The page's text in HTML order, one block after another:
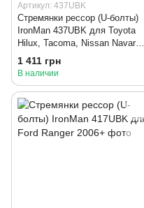
Артикул: 437UBK
Стремянки рессор (U-болты)
IronMan 437UBK для Toyota
Hilux, Tacoma, Nissan Navara,
Mitsubishi L200
1 411 грн
В наличии